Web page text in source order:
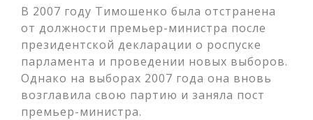
В 2007 году Тимошенко была отстранена
от должности премьер-министра после
президентской декларации о роспуске
парламента и проведении новых выборов.
Однако на выборах 2007 года она вновь
возглавила свою партию и заняла пост
премьер-министра.